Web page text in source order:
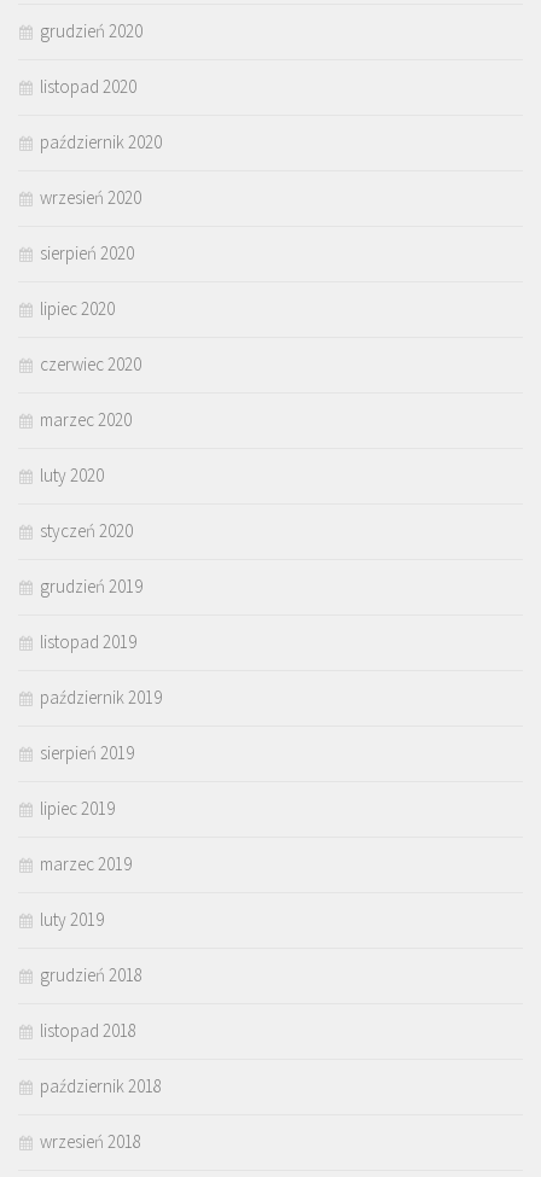
grudzień 2020
listopad 2020
październik 2020
wrzesień 2020
sierpień 2020
lipiec 2020
czerwiec 2020
marzec 2020
luty 2020
styczeń 2020
grudzień 2019
listopad 2019
październik 2019
sierpień 2019
lipiec 2019
marzec 2019
luty 2019
grudzień 2018
listopad 2018
październik 2018
wrzesień 2018